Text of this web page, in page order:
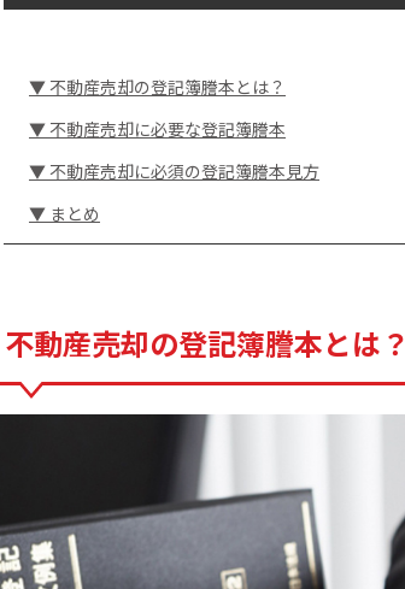
▼ 不動産売却の登記簿謄本とは？
▼ 不動産売却に必要な登記簿謄本
▼ 不動産売却に必須の登記簿謄本見方
▼ まとめ
不動産売却の登記簿謄本とは？